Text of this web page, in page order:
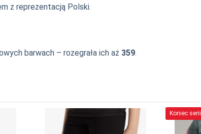
z reprezentacją Polski.
barwach – rozegrała ich aż 359.
Koniec serii